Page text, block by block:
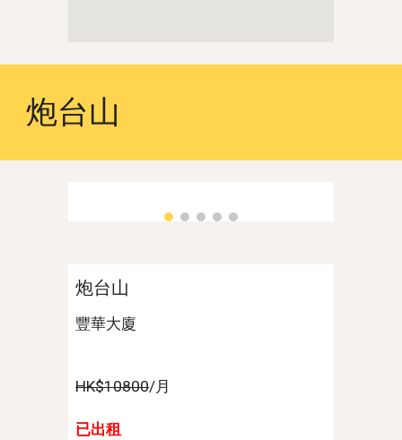
炮台山
炮台山
豐華大廈
HK$10800/月
已出租